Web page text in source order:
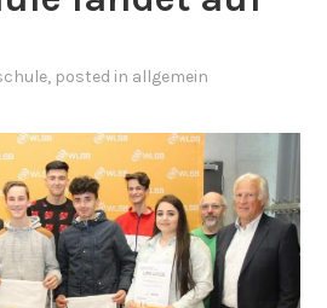
, posted in allgemein